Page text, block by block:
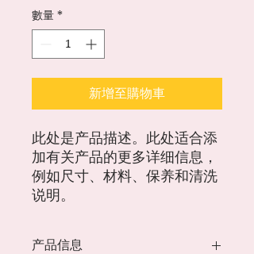
數量 *
新增至購物車
此处是产品描述。此处适合添
加有关产品的更多详细信息，
例如尺寸、材料、保养和清洗
说明。
产品信息